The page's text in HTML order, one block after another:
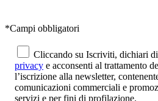
*Campi obbligatori
Cliccando su Iscriviti, dichiari di
privacy e acconsenti al trattamento
l’iscrizione alla newsletter,
comunicazioni commerciali e
servizi e per fini di profilazione.